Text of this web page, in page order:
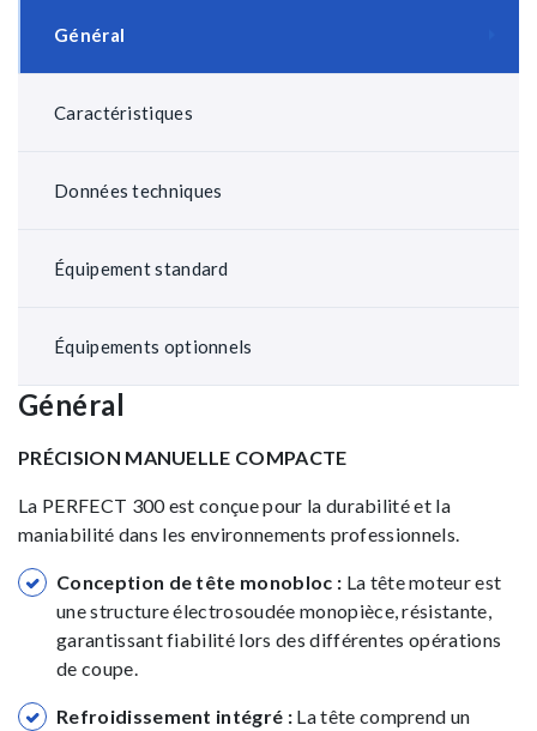
Général
Caractéristiques
Données techniques
Équipement standard
Équipements optionnels
Général
PRÉCISION MANUELLE COMPACTE
La PERFECT 300 est conçue pour la durabilité et la
maniabilité dans les environnements professionnels.
Conception de tête monobloc : La tête moteur est
une structure électrosoudée monopièce, résistante,
garantissant fiabilité lors des différentes opérations
de coupe.
Refroidissement intégré : La tête comprend un